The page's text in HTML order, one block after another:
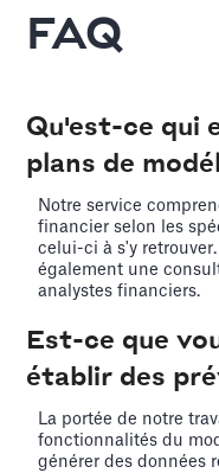
FAQ
Qu'est-ce qui
plans de
Notre service
financier selon les
celui-ci à s'y
également une
analystes financiers.
Est-ce que
établir des
La portée de notre
fonctionnalités du
générer des données